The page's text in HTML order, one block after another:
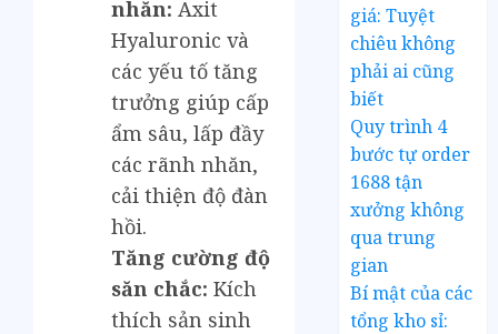
nhăn: Axit
Hyaluronic và
các yếu tố tăng
trưởng giúp cấp
ẩm sâu, lấp đầy
các rãnh nhăn,
cải thiện độ đàn
hồi.
Tăng cường độ
săn chắc: Kích
thích sản sinh
giá: Tuyệt
chiêu không
phải ai cũng
biết
Quy trình 4
bước tự order
1688 tận
xưởng không
qua trung
gian
Bí mật của các
tổng kho sỉ: